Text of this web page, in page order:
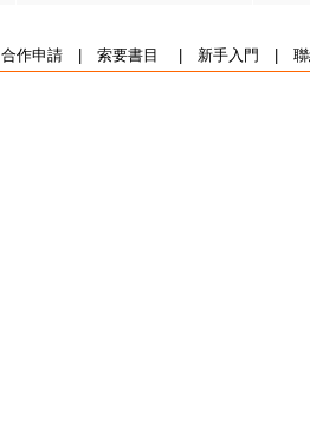
合作申請| 索要書目 新手入門